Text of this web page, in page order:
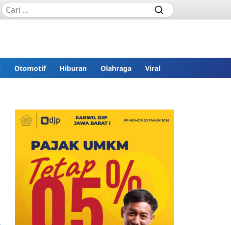
Otomotif Hiburan Olahraga Viral